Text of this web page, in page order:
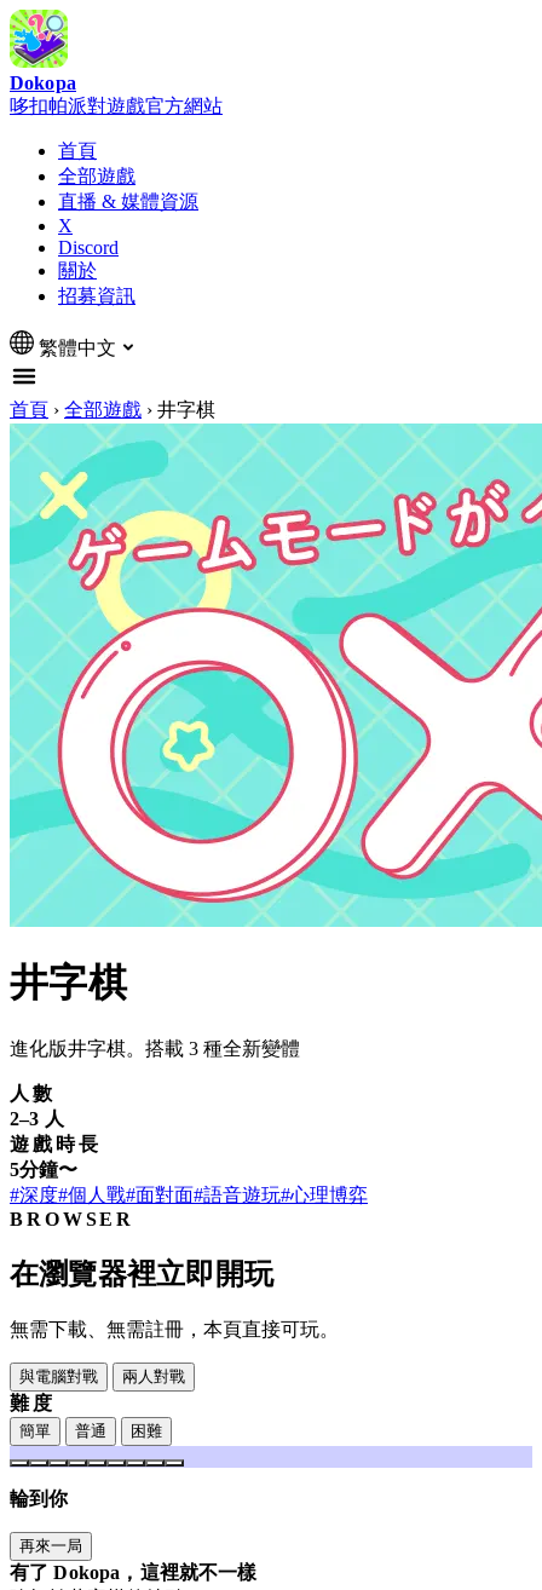
Dokopa
哆扣帕派對遊戲官方網站
首頁
全部遊戲
直播 & 媒體資源
X
Discord
關於
招募資訊
繁體中文
首頁 › 全部遊戲 › 井字棋
井字棋
進化版井字棋。搭載 3 種全新變體
人數
2–3 人
遊戲時長
5分鐘〜
#深度#個人戰#面對面#語音遊玩#心理博弈
BROWSER
在瀏覽器裡立即開玩
無需下載、無需註冊，本頁直接可玩。
與電腦對戰 兩人對戰
難度
簡單 普通 困難
輪到你
再來一局
有了 Dokopa，這裡就不一樣